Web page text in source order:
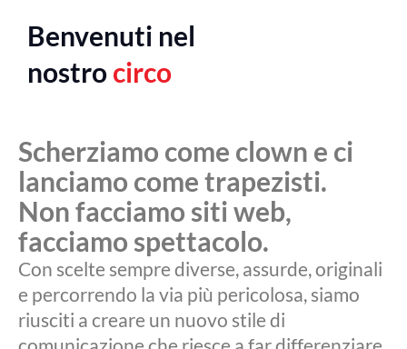
Benvenuti nel
nostrocirco
Scherziamo come clown e ci
lanciamo come trapezisti.
Non facciamo siti web,
facciamo spettacolo.
Con scelte sempre diverse, assurde, originali
e percorrendo la via più pericolosa, siamo
riusciti a creare un nuovo stile di